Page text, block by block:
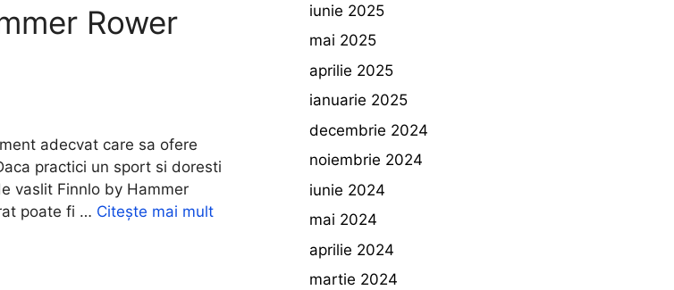
Rower
adecvat care sa ofere
practici un sport si doresti
vaslit Finnlo by Hammer
poate fi … Citește mai mult
iunie 2025
mai 2025
aprilie 2025
ianuarie 2025
decembrie 2024
noiembrie 2024
iunie 2024
mai 2024
aprilie 2024
martie 2024